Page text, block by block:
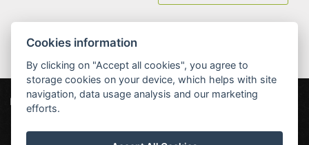
Hotel MAXANT Frymburk 80, 382 79 Frymburk
Cookies information
By clicking on "Accept all cookies", you agree to
storage cookies on your device, which helps with site
navigation, data usage analysis and our marketing
efforts.